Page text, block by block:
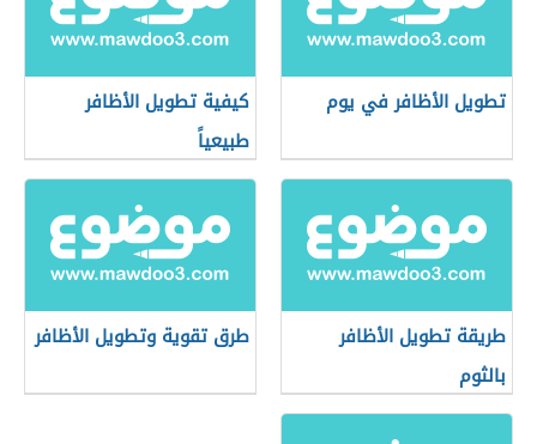
تطويل الأظافر في يوم
كيفية تطويل الأظافر
طبيعياً
طريقة تطويل الأظافر
بالثوم
طرق تقوية وتطويل الأظافر